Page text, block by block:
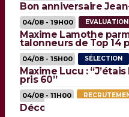
Bon anniversaire
04/08 - 19H00 EVALUATION
Maxime Lamothe
talonneurs de Top 14
04/08 - 15H00 SÉLECTION
Maxime Lucu :
pris 60”
04/08 - 11H00
Découvrez un peu